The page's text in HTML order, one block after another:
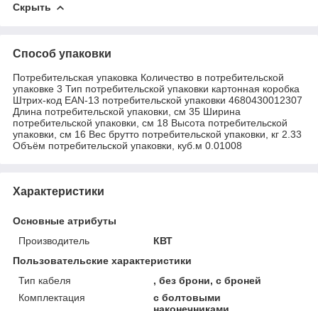
Скрыть
Способ упаковки
Потребительская упаковка Количество в потребительской
упаковке 3 Тип потребительской упаковки картонная коробка
Штрих-код EAN-13 потребительской упаковки 4680430012307
Длина потребительской упаковки, см 35 Ширина
потребительской упаковки, см 18 Высота потребительской
упаковки, см 16 Вес брутто потребительской упаковки, кг 2.33
Объём потребительской упаковки, куб.м 0.01008
Характеристики
Основные атрибуты
Производитель
КВТ
Пользовательские характеристики
Тип кабеля
, без брони, с броней
Комплектация
с болтовыми
наконечниками